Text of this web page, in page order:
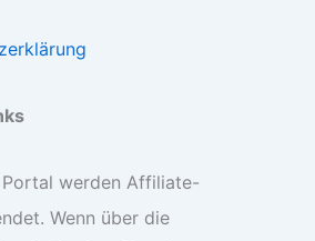
werden Affiliate-
Wenn über die